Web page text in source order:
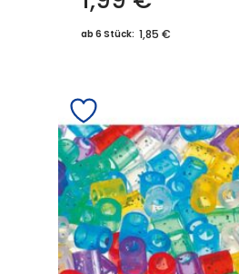
ab 6 Stück: 1,85 €